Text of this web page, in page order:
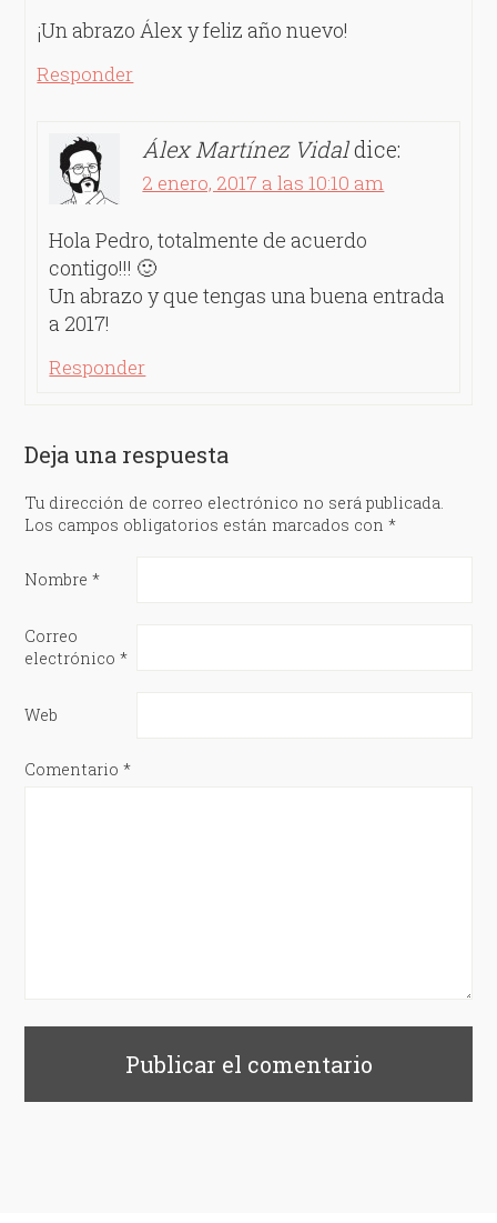
¡Un abrazo Álex y feliz año nuevo!
Responder
Álex Martínez Vidaldice:
2 enero, 2017 a las 10:10 am
Hola Pedro, totalmente de acuerdo
contigo!!! 🙂
Un abrazo y que tengas una buena entrada
a 2017!
Responder
Deja una respuesta
Tu dirección de correo electrónico no será publicada.
Los campos obligatorios están marcados con*
Nombre*
Correo
electrónico*
Web
Comentario*